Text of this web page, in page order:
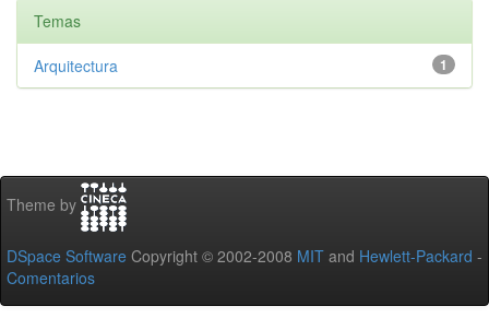
Temas
1
Arquitectura
Theme by
DSpace Software Copyright © 2002-2008 MIT and Hewlett-Packard -
Comentarios